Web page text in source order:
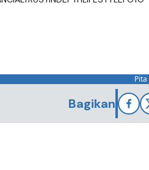
Bagikan